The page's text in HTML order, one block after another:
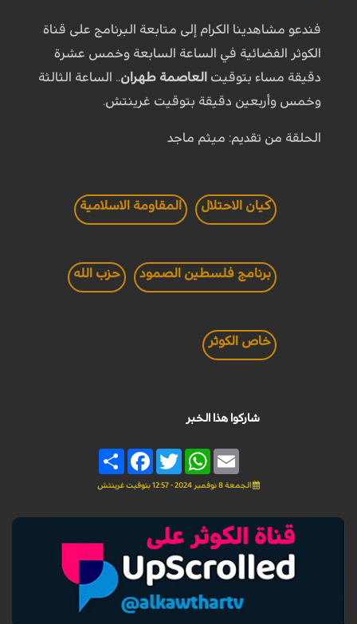
فندعو مشاهدينا الكرام إلى متابعة البرنامج على قناة
الكوثر الفضائية في الساعة السابعة وخمس عشرة
دقيقة مساء بتوقيت العاصمة طهران.. الساعة الثالثة
وخمس وأربعين دقيقة بتوقيت غرينتش.
الحلقة من تقديم: ميثم ماجد
كيان الاحتلال المقاومة الاسلامية
برنامج فلسطين الصمود حزب الله
خاص الكوثر
شاركوا هذا الخبر
Share
FacebookTwitter
WhatsAppEmail
الجمعة 8 نوفمبر 2024 - 12:57 بتوقيت غرينتش